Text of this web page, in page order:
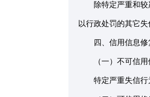
除特定严重和较
以行政处罚的其它
四、信用信息修
（一）不可信用
特定严重失信行